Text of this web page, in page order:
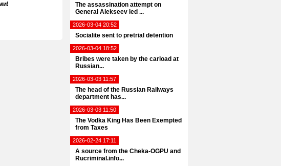
The assassination attempt on
General Alekseev led ...
2026-03-04 20:52
Socialite sent to pretrial detention
2026-03-04 18:52
Bribes were taken by the carload at
Russian...
2026-03-03 11:57
The head of the Russian Railways
department has...
2026-03-03 11:50
The Vodka King Has Been Exempted
from Taxes
2026-02-24 17:11
A source from the Cheka-OGPU and
Rucriminal.info...